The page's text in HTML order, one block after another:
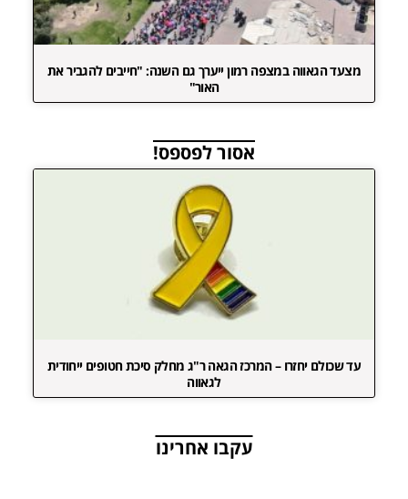
מצעד הגאווה במצפה רמון ייערך גם השנה: "חייבים להגביר את
האור"
אסור לפספס!
עד שכולם יחזרו – המרכז הגאה ר"ג מחלק סיכת חטופים ייחודית
לגאווה
עקבו אחרינו